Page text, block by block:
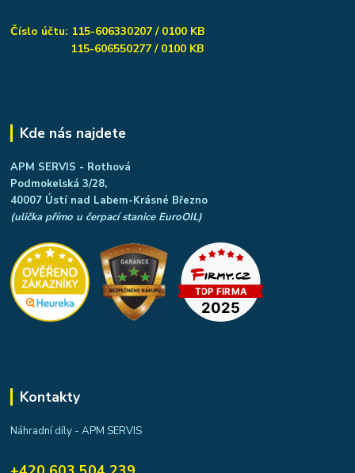
Číslo účtu: 115-606330207 / 0100 KB
115-606550277 / 0100 KB
Kde nás najdete
APM SERVIS - Rothová
Podmokelská 3/28,
40007 Ústí nad Labem-Krásné Březno
(ulička přímo u čerpací stanice EuroOIL)
Kontakty
Náhradní díly - APM SERVIS